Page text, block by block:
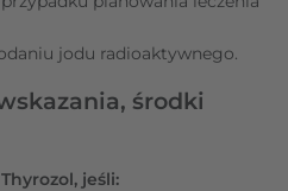
jodu radioaktywnego.
środki
jeśli: